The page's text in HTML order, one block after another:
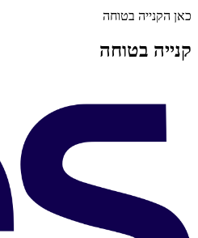
כאן הקנייה בטוחה
קנייה בטוחה